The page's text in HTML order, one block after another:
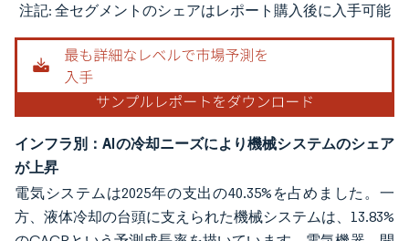
画像 © Mordor Intelligence。再利用にはCC BY 4.0の表示が必要です。
注記: 全セグメントのシェアはレポート購入後に入手可能
インフラ別：AIの冷却ニーズにより機械システムのシェア
が上昇
電気システムは2025年の支出の40.35%を占めました。一
方、液体冷却の台頭に支えられた機械システムは、13.83%